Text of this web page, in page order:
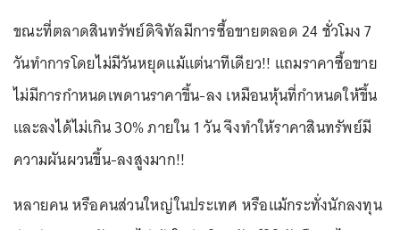
ขณะที่ตลาดสินทรัพย์ดิจิทัลมีการซื้อขายตลอด 24 ชั่วโมง 7
วันทำการโดยไม่มีวันหยุดแม้แต่นาทีเดียว!! แถมราคาซื้อขาย
ไม่มีการกำหนดเพดานราคาขึ้น-ลง เหมือนหุ้นที่กำหนดให้ขึ้น
และลงได้ไม่เกิน 30% ภายใน 1 วัน จึงทำให้ราคาสินทรัพย์มี
ความผันผวนขึ้น-ลงสูงมาก!!
หลายคน หรือคนส่วนใหญ่ในประเทศ หรือแม้กระทั่งนักลงทุน